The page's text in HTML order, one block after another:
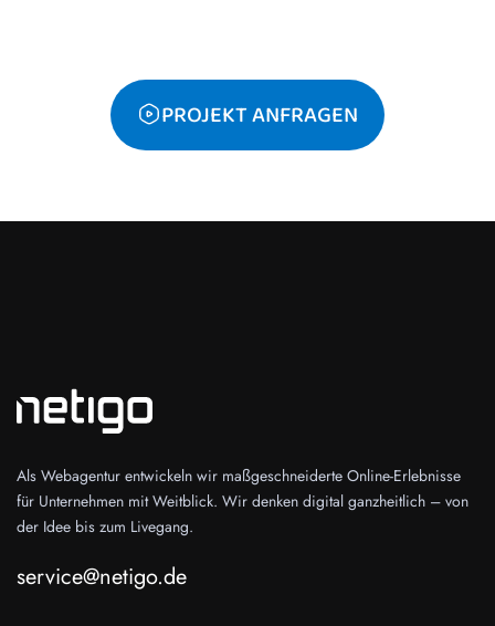
PROJEKT ANFRAGEN
Als Webagentur entwickeln wir maßgeschneiderte Online-Erlebnisse
für Unternehmen mit Weitblick. Wir denken digital ganzheitlich – von
der Idee bis zum Livegang.
service@netigo.de